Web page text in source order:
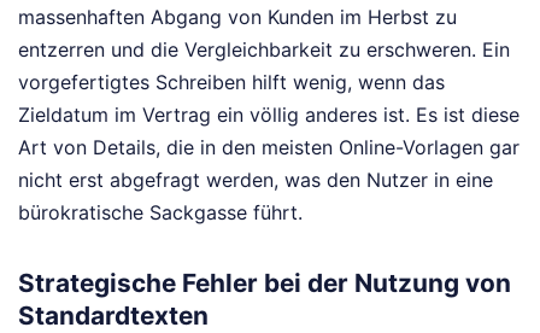
massenhaften Abgang von Kunden im Herbst zu
entzerren und die Vergleichbarkeit zu erschweren. Ein
vorgefertigtes Schreiben hilft wenig, wenn das
Zieldatum im Vertrag ein völlig anderes ist. Es ist diese
Art von Details, die in den meisten Online-Vorlagen gar
nicht erst abgefragt werden, was den Nutzer in eine
bürokratische Sackgasse führt.
Strategische Fehler bei der Nutzung von
Standardtexten